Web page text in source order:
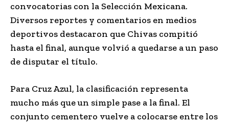
convocatorias con la Selección Mexicana.
Diversos reportes y comentarios en medios
deportivos destacaron que Chivas compitió
hasta el final, aunque volvió a quedarse a un paso
de disputar el título.
Para Cruz Azul, la clasificación representa
mucho más que un simple pase a la final. El
conjunto cementero vuelve a colocarse entre los